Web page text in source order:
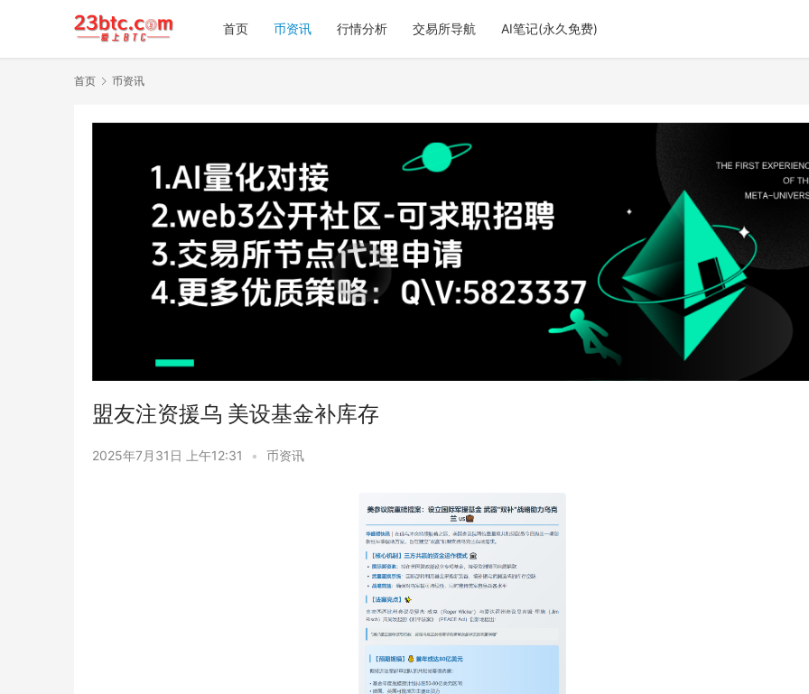
首页 币资讯 行情分析 交易所导航 AI笔记(永久免费)
首页 币资讯
盟友注资援乌 美设基金补库存
2025年7月31日 上午12:31 • 币资讯